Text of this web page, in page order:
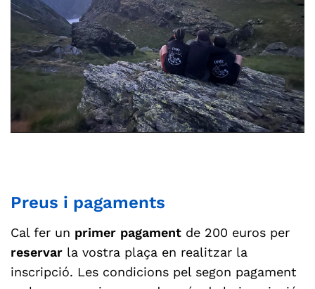
Preus i pagaments
Cal fer un primer pagament de 200 euros per
reservar la vostra plaça en realitzar la
inscripció. Les condicions pel segon pagament